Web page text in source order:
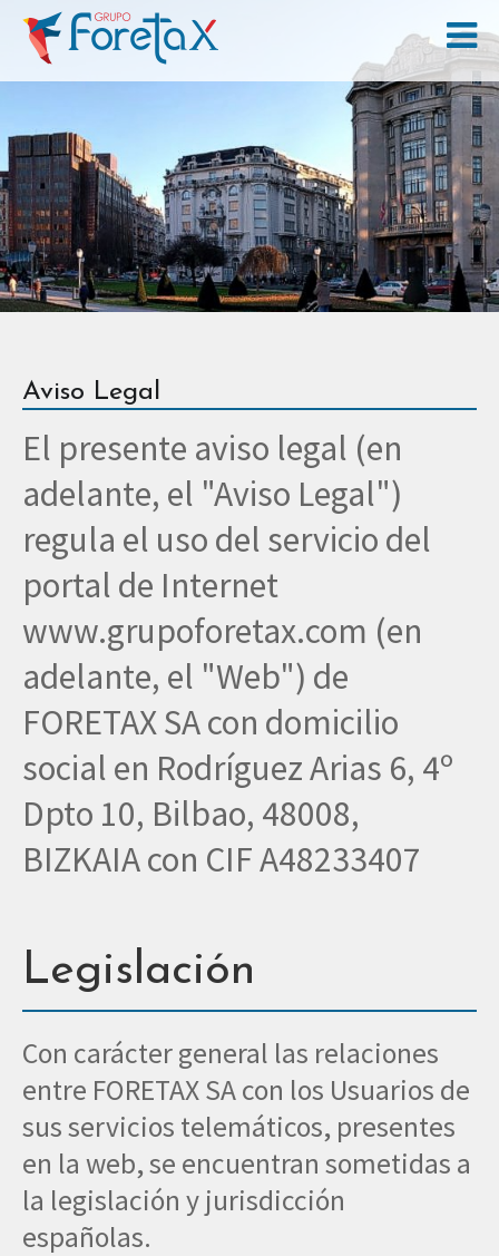
Aviso Legal
El presente aviso legal (en
adelante, el "Aviso Legal")
regula el uso del servicio del
portal de Internet
www.grupoforetax.com (en
adelante, el "Web") de
FORETAX SA con domicilio
social en Rodríguez Arias 6, 4º
Dpto 10, Bilbao, 48008,
BIZKAIA con CIF A48233407
Legislación
Con carácter general las relaciones
entre FORETAX SA con los Usuarios de
sus servicios telemáticos, presentes
en la web, se encuentran sometidas a
la legislación y jurisdicción
españolas.